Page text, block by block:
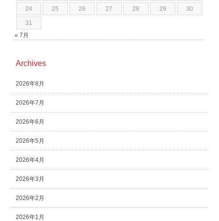
24 25 26 27 28 29 30
31
« 7月
Archives
2026年8月
2026年7月
2026年6月
2026年5月
2026年4月
2026年3月
2026年2月
2026年1月